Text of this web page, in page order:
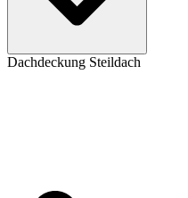
Dachdeckung Steildach